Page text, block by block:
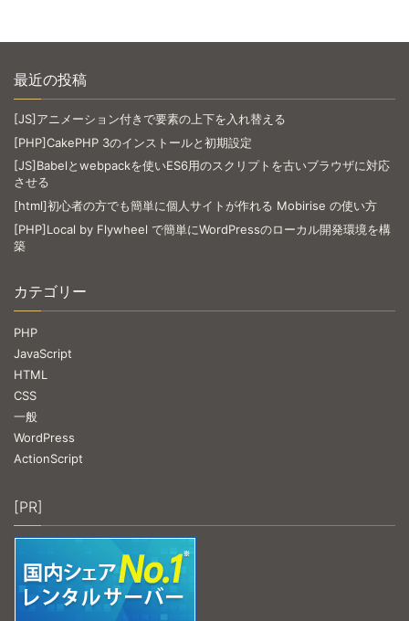
最近の投稿
[JS]アニメーション付きで要素の上下を入れ替える
[PHP]CakePHP 3のインストールと初期設定
[JS]Babelとwebpackを使いES6用のスクリプトを古いブラウザに対応
させる
[html]初心者の方でも簡単に個人サイトが作れる Mobirise の使い方
[PHP]Local by Flywheel で簡単にWordPressのローカル開発環境を構
築
カテゴリー
PHP
JavaScript
HTML
CSS
一般
WordPress
ActionScript
[PR]